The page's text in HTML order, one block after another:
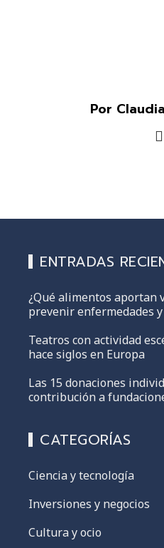
Por
ENTRADAS
¿Qué alimentos aportan
prevenir enfermedades
Teatros con actividad
hace siglos en Europa
Las 15 donaciones
contribución a
CATEGORÍAS
Ciencia y tecnología
Inversiones y negocios
Cultura y ocio